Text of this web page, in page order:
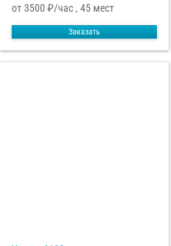
от 3500 ₽/час , 45 мест
Заказать